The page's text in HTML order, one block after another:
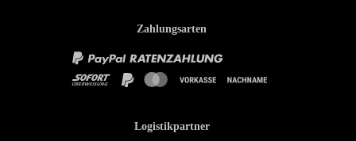
Zahlungsarten
Logistikpartner